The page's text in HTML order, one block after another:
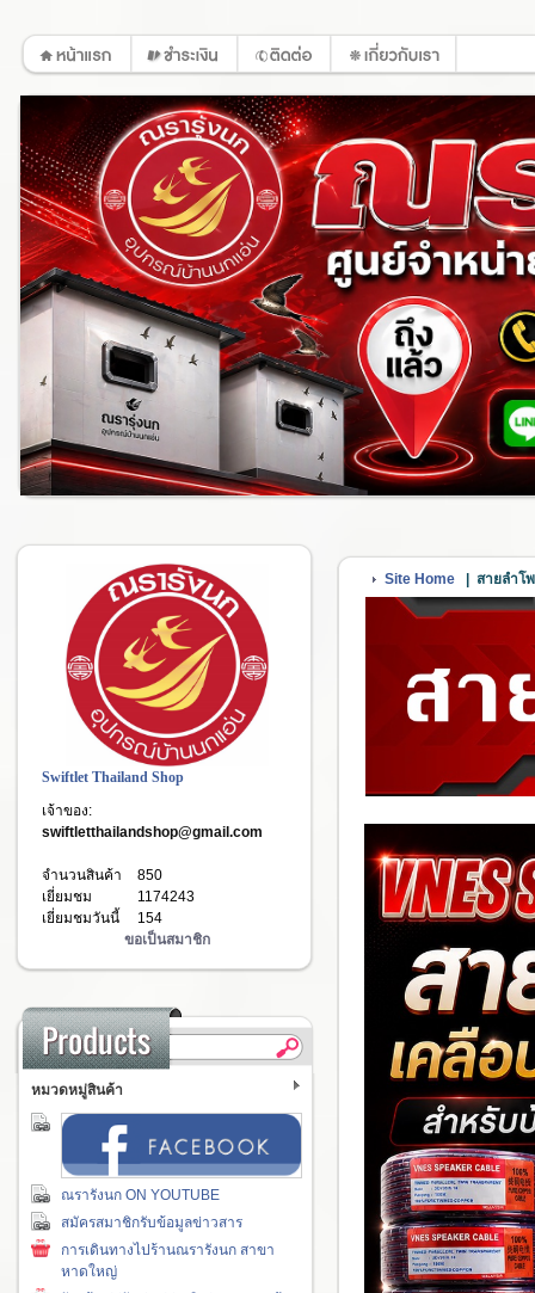
Swiftlet Thailand Shop
เจ้าของ:
swiftletthailandshop@gmail.com
จำนวนสินค้า
850
เยี่ยมชม
1174243
เยี่ยมชมวันนี้
154
ขอเป็นสมาชิก
หมวดหมู่สินค้า
ณรารังนก ON YOUTUBE
สมัครสมาชิกรับข้อมูลข่าวสาร
การเดินทางไปร้านณรารังนก สาขา
หาดใหญ่
Site Home สายลำโ